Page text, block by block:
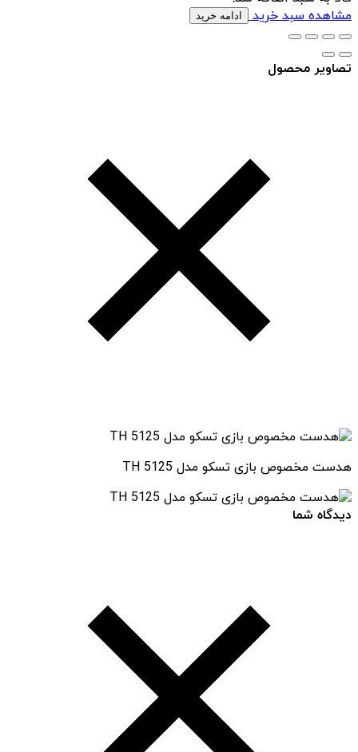
مشاهده سبد خرید
ادامه خرید
تصاویر محصول
هدست مخصوص بازی تسکو مدل TH 5125
دیدگاه شما